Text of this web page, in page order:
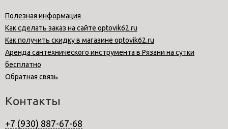
Полезная информация
Как сделать заказ на сайте optovik62.ru
Как получить скидку в магазине optovik62.ru
Аренда сантехнического инструмента в Рязани на сутки
бесплатно
Обратная связь
Контакты
+7 (930) 887-67-68